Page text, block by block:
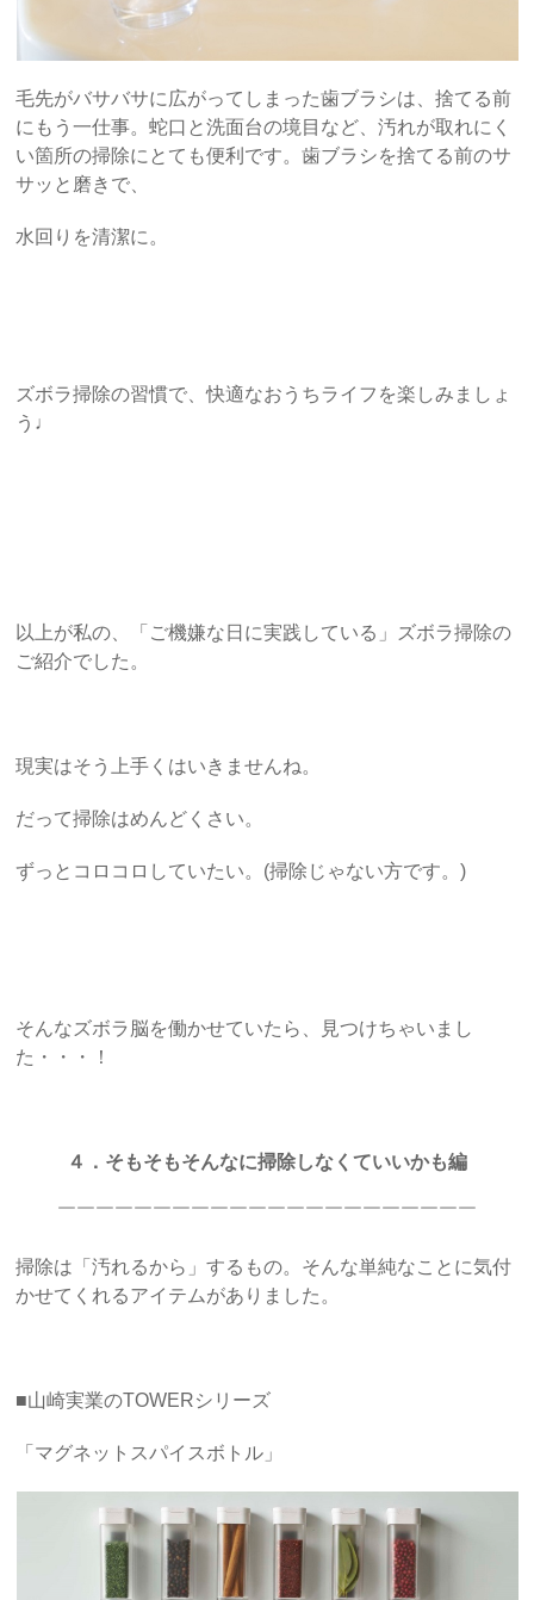
毛先がバサバサに広がってしまった歯ブラシは、捨てる前
にもう一仕事。蛇口と洗面台の境目など、汚れが取れにく
い箇所の掃除にとても便利です。歯ブラシを捨てる前のサ
サッと磨きで、
水回りを清潔に。
ズボラ掃除の習慣で、快適なおうちライフを楽しみましょ
う♩
以上が私の、「ご機嫌な日に実践している」ズボラ掃除の
ご紹介でした。
現実はそう上手くはいきませんね。
だって掃除はめんどくさい。
ずっとコロコロしていたい。(掃除じゃない方です。)
そんなズボラ脳を働かせていたら、見つけちゃいまし
た・・・！
４．そもそもそんなに掃除しなくていいかも編
￣￣￣￣￣￣￣￣￣￣￣￣￣￣￣￣￣￣￣￣￣￣
掃除は「汚れるから」するもの。そんな単純なことに気付
かせてくれるアイテムがありました。
■山崎実業のTOWERシリーズ
「マグネットスパイスボトル」